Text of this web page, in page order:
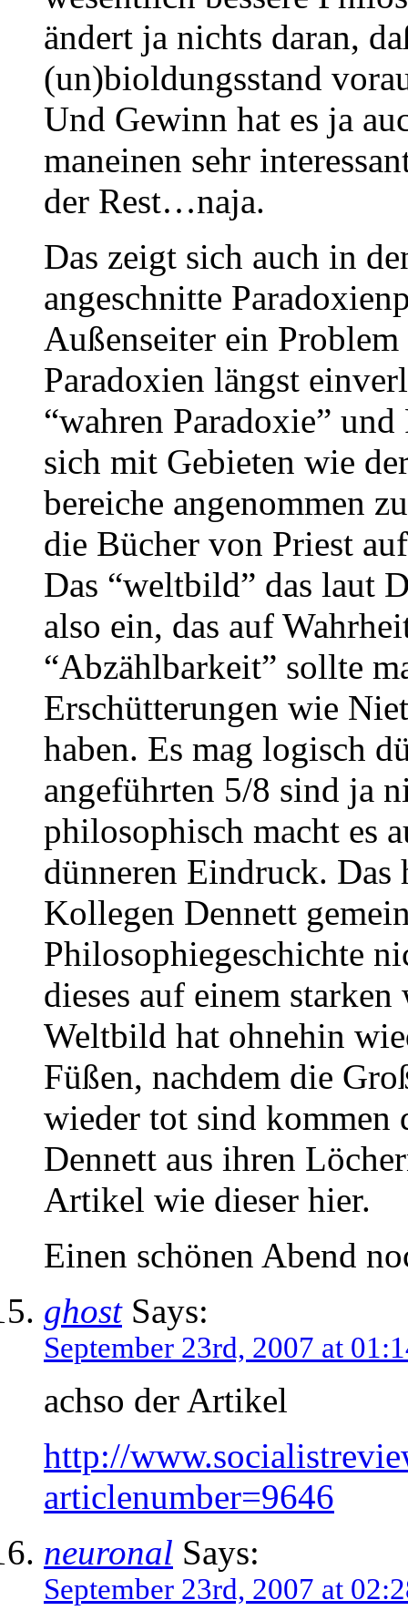
ändert ja nichts daran,
(un)bioldungsstand
Und Gewinn hat es ja
maneinen sehr
der Rest…naja.
Das zeigt sich auch in
angeschnitte
Außenseiter ein
Paradoxien längst
“wahren Paradoxie”
sich mit Gebieten wie
bereiche angenommen
die Bücher von Priest
Das “weltbild” das laut
also ein, das auf
“Abzählbarkeit” sollte
Erschütterungen wie
haben. Es mag logisch
angeführten 5/8 sind ja
philosophisch macht es
dünneren Eindruck. Das
Kollegen Dennett
Philosophiegeschichte
dieses auf einem
Weltbild hat ohnehin
Füßen, nachdem die
wieder tot sind
Dennett aus ihren
Artikel wie dieser hier.
Einen schönen Abend
ghostSays:
September 23rd, 2007 at
achso der Artikel
http://
articlenumber=9646
neuronal Says:
September 23rd, 2007 at